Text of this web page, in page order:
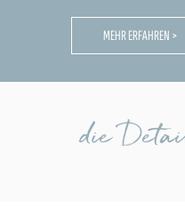
MEHR ERFAHREN >
die